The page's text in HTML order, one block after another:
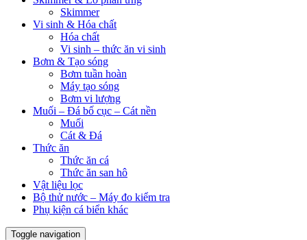
Skimmer
Vi sinh & Hóa chất
Hóa chất
Vi sinh – thức ăn vi sinh
Bơm & Tạo sóng
Bơm tuần hoàn
Máy tạo sóng
Bơm vi lượng
Muối – Đá bố cục – Cát nền
Muối
Cát & Đá
Thức ăn
Thức ăn cá
Thức ăn san hô
Vật liệu lọc
Bộ thử nước – Máy đo kiểm tra
Phụ kiện cá biển khác
Toggle navigation